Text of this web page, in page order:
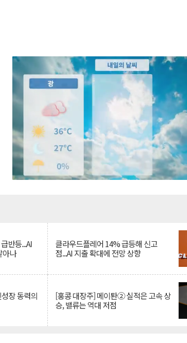
반등...AI
아나
클라우드플레어 14% 급등해 신고
점...AI 지출 확대에 전망 상향
장 동력의 [홍콩 대장주] 메이퇀② 실적은 고속 상
승, 밸류는 역대 저점